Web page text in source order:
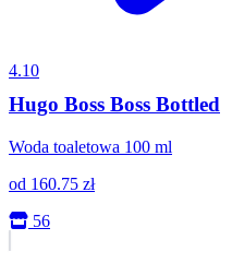
4.10
Hugo Boss Boss Bottled
Woda toaletowa 100 ml
od 160.75 zł
56